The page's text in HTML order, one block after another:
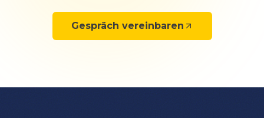
Gespräch vereinbaren